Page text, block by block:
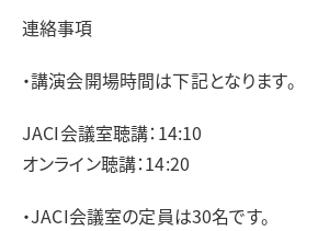
連絡事項
・講演会開場時間は下記となります。
JACI会議室聴講：14:10
オンライン聴講：14:20
・JACI会議室の定員は30名です。